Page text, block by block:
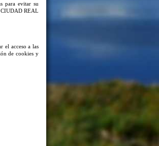
para evitar su
REAL
el acceso a las
de cookies y